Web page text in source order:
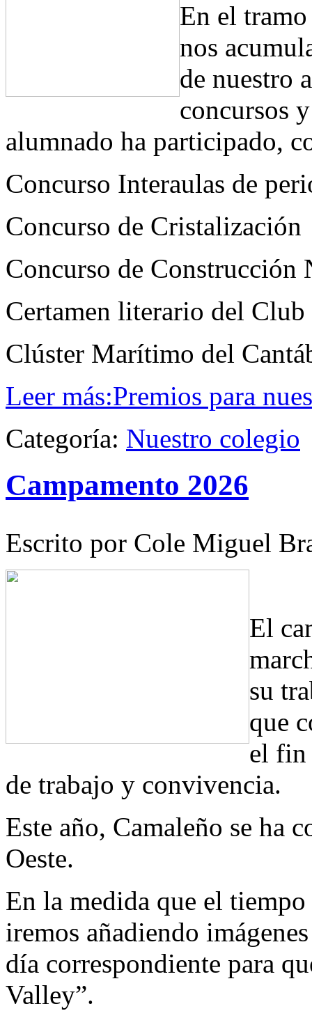
En el
nos
de nuestro
concursos
alumnado ha participado,
Concurso Interaulas de
Concurso de Cristalización
Concurso de Construcción
Certamen literario del
Clúster Marítimo del
Leer más:Premios para
Categoría: Nuestro colegio
Campamento 2026
Escrito por Cole Miguel
El
su
que
el fin
de trabajo y convivencia.
Este año, Camaleño se ha
Oeste.
En la medida que el
iremos añadiendo
día correspondiente para
Valley”.